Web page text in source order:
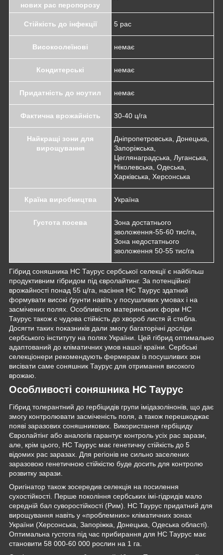
нових рас перопорозу
Стійкість до інфекції 5 рас
Високоолеїнові немає
Кондитерські немає
Придатність до ноутил немає
Фактична врожайність 30-40 ц/га
Найкращі зони для
вирощування
Дніпропетровська, Донецька,
Запоріжська,
Цеглянаградська, Луганська,
Ніколевська, Одеська,
Харківська, Херсонська
Країна виробництва Україна
Густота посева
Зона достатнього
зволоження-55-60 тис/га,
Зона недостатнього
зволоження 50-55 тис/га
Гібрид соняшника НС Таурус сербської селекції є найбільш
продуктивним гібридом під євролайтинг. За потенційної
врожайності понад 55 ц/га, насіння НС Таурус здатний
формувати високі ґрунти навіть у посушливих умовах і на
засмічених полях. Особливістю материнських форм НС
Таурус також є чудова стійкість до хвороб листя й стебла.
Досягти таких показників дали змогу багаторічні досліди
сербського інституту на полях України. Цей гібрид оптимально
адаптований до кліматичних умов нашої країни. Сербські
селекціонери рекомендують фермерам із посушливих зон
висівати саме соняшник Таурус для отримання високого
врожаю.
Особливості соняшника НС Таурус
Гібрид толерантний до гербіцидів групи імідазолінонів, що дає
змогу контролювати засміченість поля, а також перешкоджає
появі заразових соняшникових. Використання гербіциду
Євролайтінг або аналогів гарантує контроль усіх рас зарази,
але, крім цього, НС Таурус має генетичну стійкість до 5
відомих рас заразах. Для регіонів не сильно заселених
заразовою генетичною стійкістю буде досить для контролю
розвитку зарази.
Оригінатор також зосередив селекція на посилення
сухостійкості. Перше покоління сербських імі-гідридів мало
середній бал суворостійкості (Рим). НС Таурус придатний для
вирощування навіть у «проблемних» кліматичних зонах
України (Херсонська, Запоріжка, Донецька, Одеська області).
Оптимальна густота під час прибирання для НС Таурус має
становити 58 000-60 000 рослин на 1 га.